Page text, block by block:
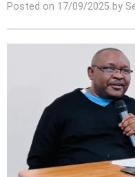
Posted on 17/09/2025 by